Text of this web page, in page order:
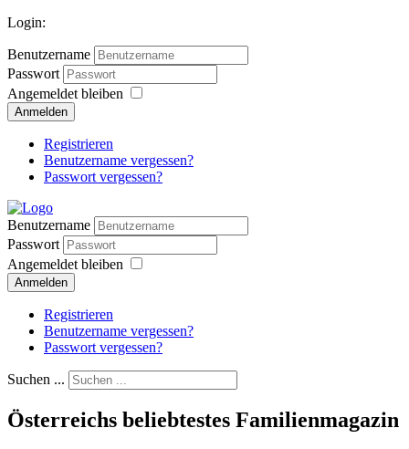
Login:
Benutzername
Passwort
Angemeldet bleiben
Anmelden
Registrieren
Benutzername vergessen?
Passwort vergessen?
Benutzername
Passwort
Angemeldet bleiben
Anmelden
Registrieren
Benutzername vergessen?
Passwort vergessen?
Suchen ...
Österreichs beliebtestes Familienmagazin